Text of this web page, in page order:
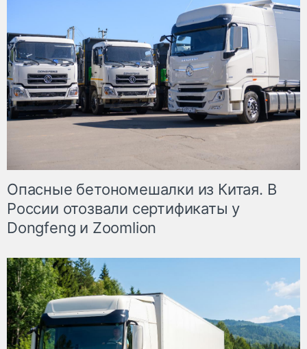
Опасные бетономешалки из Китая. В
России отозвали сертификаты у
Dongfeng и Zoomlion